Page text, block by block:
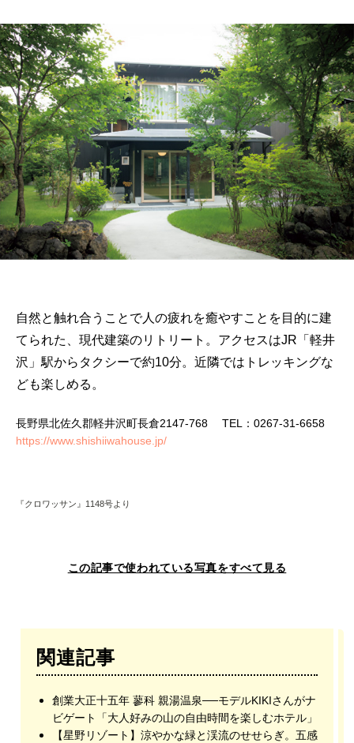
自然と触れ合うことで人の疲れを癒やすことを目的に建
てられた、現代建築のリトリート。アクセスはJR「軽井
沢」駅からタクシーで約10分。近隣ではトレッキングな
ども楽しめる。
長野県北佐久郡軽井沢町長倉2147-768 TEL：0267-31-6658
https://www.shishiiwahouse.jp/
『クロワッサン』1148号より
この記事で使われている写真をすべて見る
関連記事
創業大正十五年 蓼科 親湯温泉──モデルKIKIさんがナ
ビゲート「大人好みの山の自由時間を楽しむホテル」
【星野リゾート】涼やかな緑と渓流のせせらぎ。五感